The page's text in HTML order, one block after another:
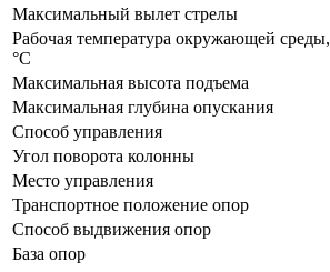
Максимальный вылет стрелы
Рабочая температура окружающей среды,
°C
Максимальная высота подъема
Максимальная глубина опускания
Способ управления
Угол поворота колонны
Место управления
Транспортное положение опор
Способ выдвижения опор
База опор